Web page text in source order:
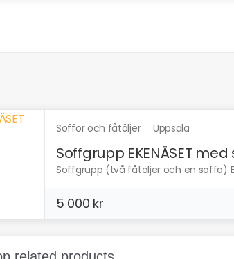
Soffor och fåtöljer· Uppsala
Soffgrupp EKENÄSET med
Soffgrupp (två fåtöljer och en soffa)
5 000 kr